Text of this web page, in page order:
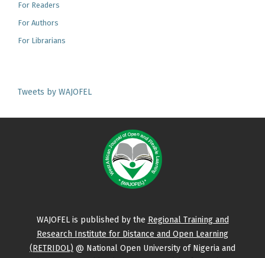
For Readers
For Authors
For Librarians
Tweets by WAJOFEL
WAJOFEL is published by the Regional Training and
Research Institute for Distance and Open Learning
(RETRIDOL) @ National Open University of Nigeria and